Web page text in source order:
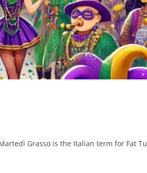
Grasso is the Italian term for Fat